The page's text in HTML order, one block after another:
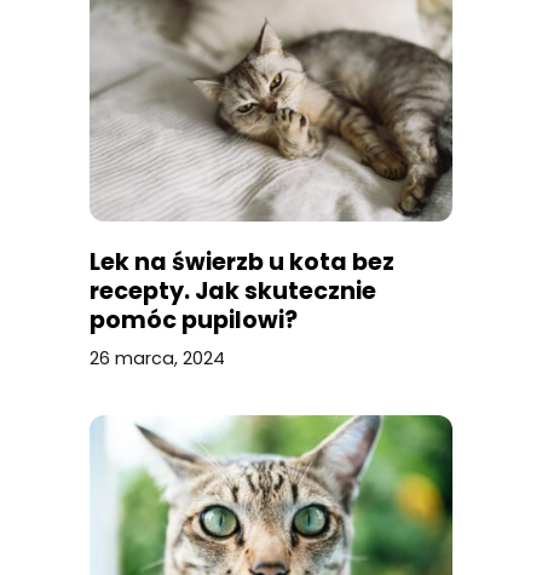
Lek na świerzb u kota bez
recepty. Jak skutecznie
pomóc pupilowi?
26 marca, 2024